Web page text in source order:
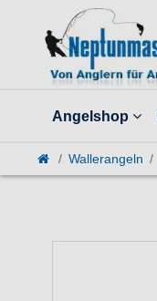
Angelshop
Wallerangeln